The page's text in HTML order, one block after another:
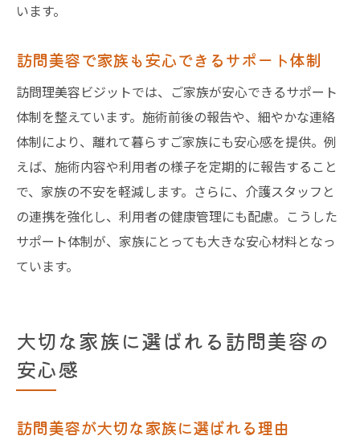
います。
訪問美容で家族も安心できるサポート体制
訪問理美容ビジットでは、ご家族が安心できるサポート
体制を整えています。施術前後の報告や、細やかな連絡
体制により、離れて暮らすご家族にも安心感を提供。例
えば、施術内容や利用者の様子を定期的に報告すること
で、家族の不安を軽減します。さらに、介護スタッフと
の連携を強化し、利用者の健康管理にも配慮。こうした
サポート体制が、家族にとっても大きな安心材料となっ
ています。
大切な家族に選ばれる訪問美容の
安心感
訪問美容が大切な家族に選ばれる理由